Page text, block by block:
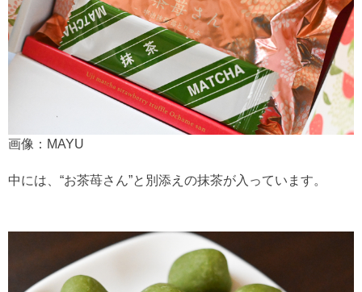
画像：MAYU
中には、“お茶苺さん”と別添えの抹茶が入っています。